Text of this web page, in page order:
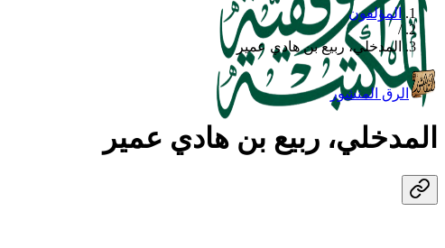
المؤلفون
/
المدخلي، ربيع بن هادي عمير
الرق المنشور
المدخلي، ربيع بن هادي عمير